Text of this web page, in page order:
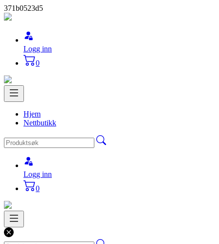
371b0523d5
Logg inn
0
Hjem
Nettbutikk
Logg inn
0